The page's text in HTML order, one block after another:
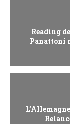
Reading
Panattoni